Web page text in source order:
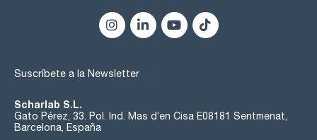
Suscríbete a la Newsletter
Scharlab S.L.
Gato Pérez, 33. Pol. Ind. Mas d’en Cisa E08181 Sentmenat,
Barcelona, España